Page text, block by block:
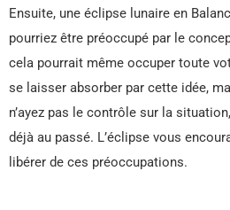
Ensuite, une éclipse lunaire en
pourriez être préoccupé par le
cela pourrait même occuper toute
se laisser absorber par cette idée,
n’ayez pas le contrôle sur la
déjà au passé. L’éclipse vous
libérer de ces préoccupations.